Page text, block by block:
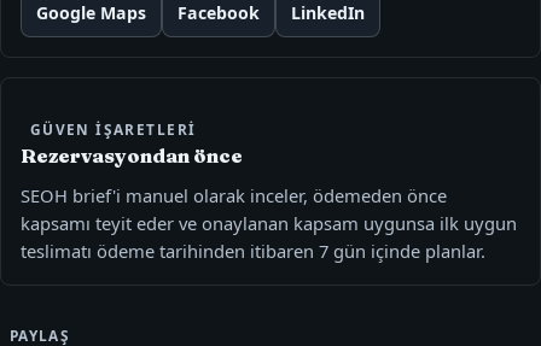
Google Maps Facebook LinkedIn
GÜVEN IŞARETLERI
Rezervasyondan önce
SEOH brief'i manuel olarak inceler, ödemeden önce
kapsamı teyit eder ve onaylanan kapsam uygunsa ilk uygun
teslimatı ödeme tarihinden itibaren 7 gün içinde planlar.
PAYLAŞ